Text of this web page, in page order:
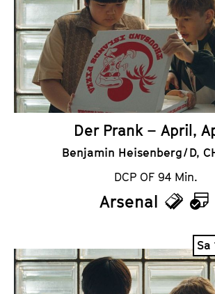
e
t
s
n
d
e
r
Der Prank – April,
Benjamin Heisenberg / D,
DCP OF 94 Min.
Arsenal
T
c
k
K
a
l
e
Sa